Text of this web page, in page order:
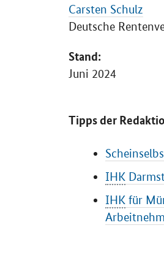
Carsten Schulz
Deutsche
Stand:
Juni 2024
Tipps der
IHK
IHK für